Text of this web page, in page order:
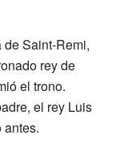
Saint-Remi,
rey de
el trono.
el rey Luis
antes.